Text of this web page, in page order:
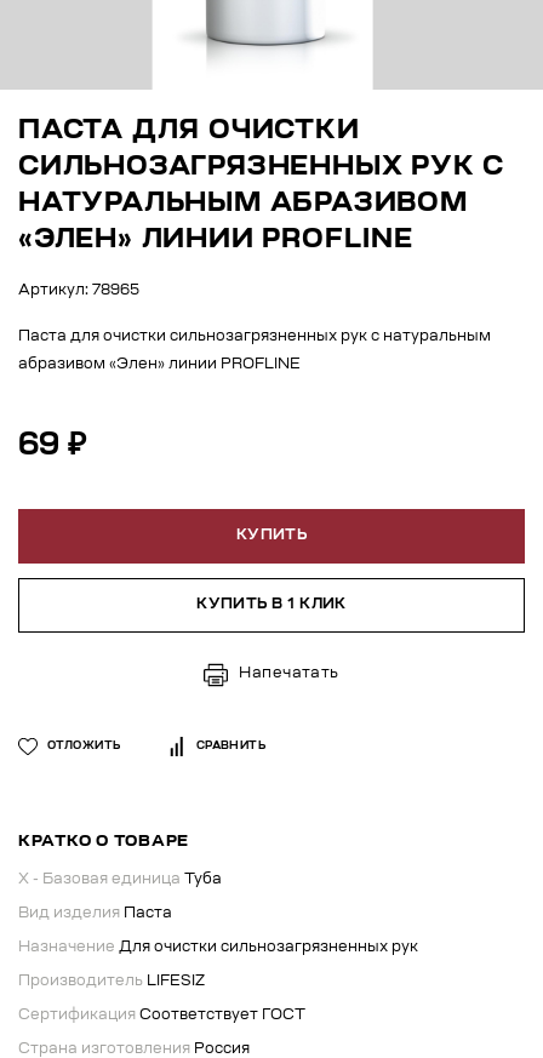
ПАСТА ДЛЯ ОЧИСТКИ
СИЛЬНОЗАГРЯЗНЕННЫХ РУК С
НАТУРАЛЬНЫМ АБРАЗИВОМ
«ЭЛЕН» ЛИНИИ PROFLINE
Артикул: 78965
Паста для очистки сильнозагрязненных рук с натуральным
абразивом «Элен» линии PROFLINE
69 ₽
КУПИТЬ
КУПИТЬ В 1 КЛИК
Напечатать
ОТЛОЖИТЬ СРАВНИТЬ
КРАТКО О ТОВАРЕ
X - Базовая единица Туба
Вид изделия Паста
Назначение Для очистки сильнозагрязненных рук
Производитель LIFESIZ
Сертификация Соответствует ГОСТ
Страна изготовления Россия